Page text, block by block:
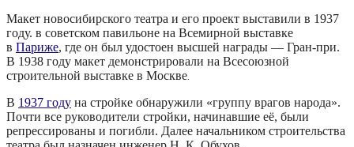
Макет новосибирского театра и его проект выставили в 1937
году. в советском павильоне на Всемирной выставке
в Париже, где он был удостоен высшей награды — Гран‑при.
В 1938 году макет демонстрировали на Всесоюзной
строительной выставке в Москве
В 1937 году на стройке обнаружили «группу врагов народа».
Почти все руководители стройки, начинавшие её, были
репрессированы и погибли. Далее начальником строительства